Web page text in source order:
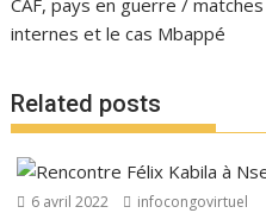
CAF, pays en guerre /
internes et le cas Mbappé
Related posts
6 avril 2022 infocongovirtuel